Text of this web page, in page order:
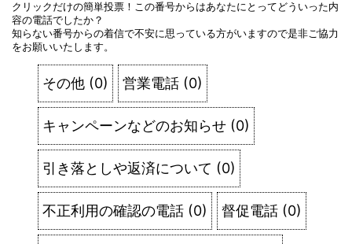
クリックだけの簡単投票！この番号からはあなたにとってどういった内
容の電話でしたか？
知らない番号からの着信で不安に思っている方がいますので是非ご協力
をお願いいたします。
その他 (0) 営業電話 (0)
キャンペーンなどのお知らせ (0)
引き落としや返済について (0)
不正利用の確認の電話 (0) 督促電話 (0)